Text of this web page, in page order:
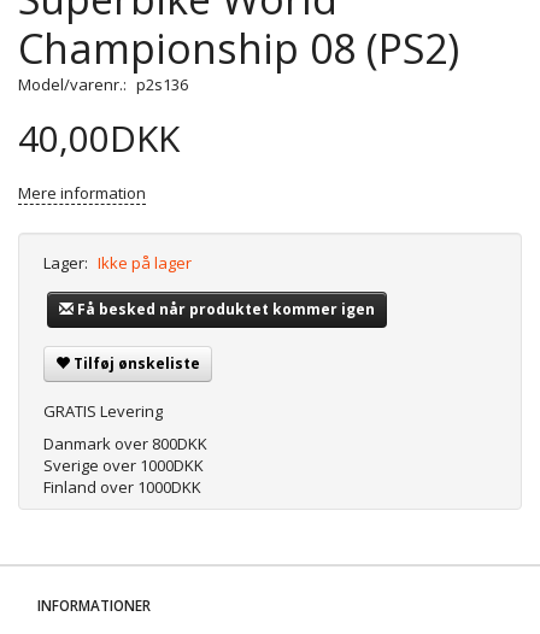
Championship 08 (PS2)
Model/varenr.: p2s136
40,00DKK
Mere information
Lager: Ikke på lager
Få besked når produktet kommer igen
Tilføj ønskeliste
GRATIS Levering
Danmark over 800DKK
Sverige over 1000DKK
Finland over 1000DKK
INFORMATIONER